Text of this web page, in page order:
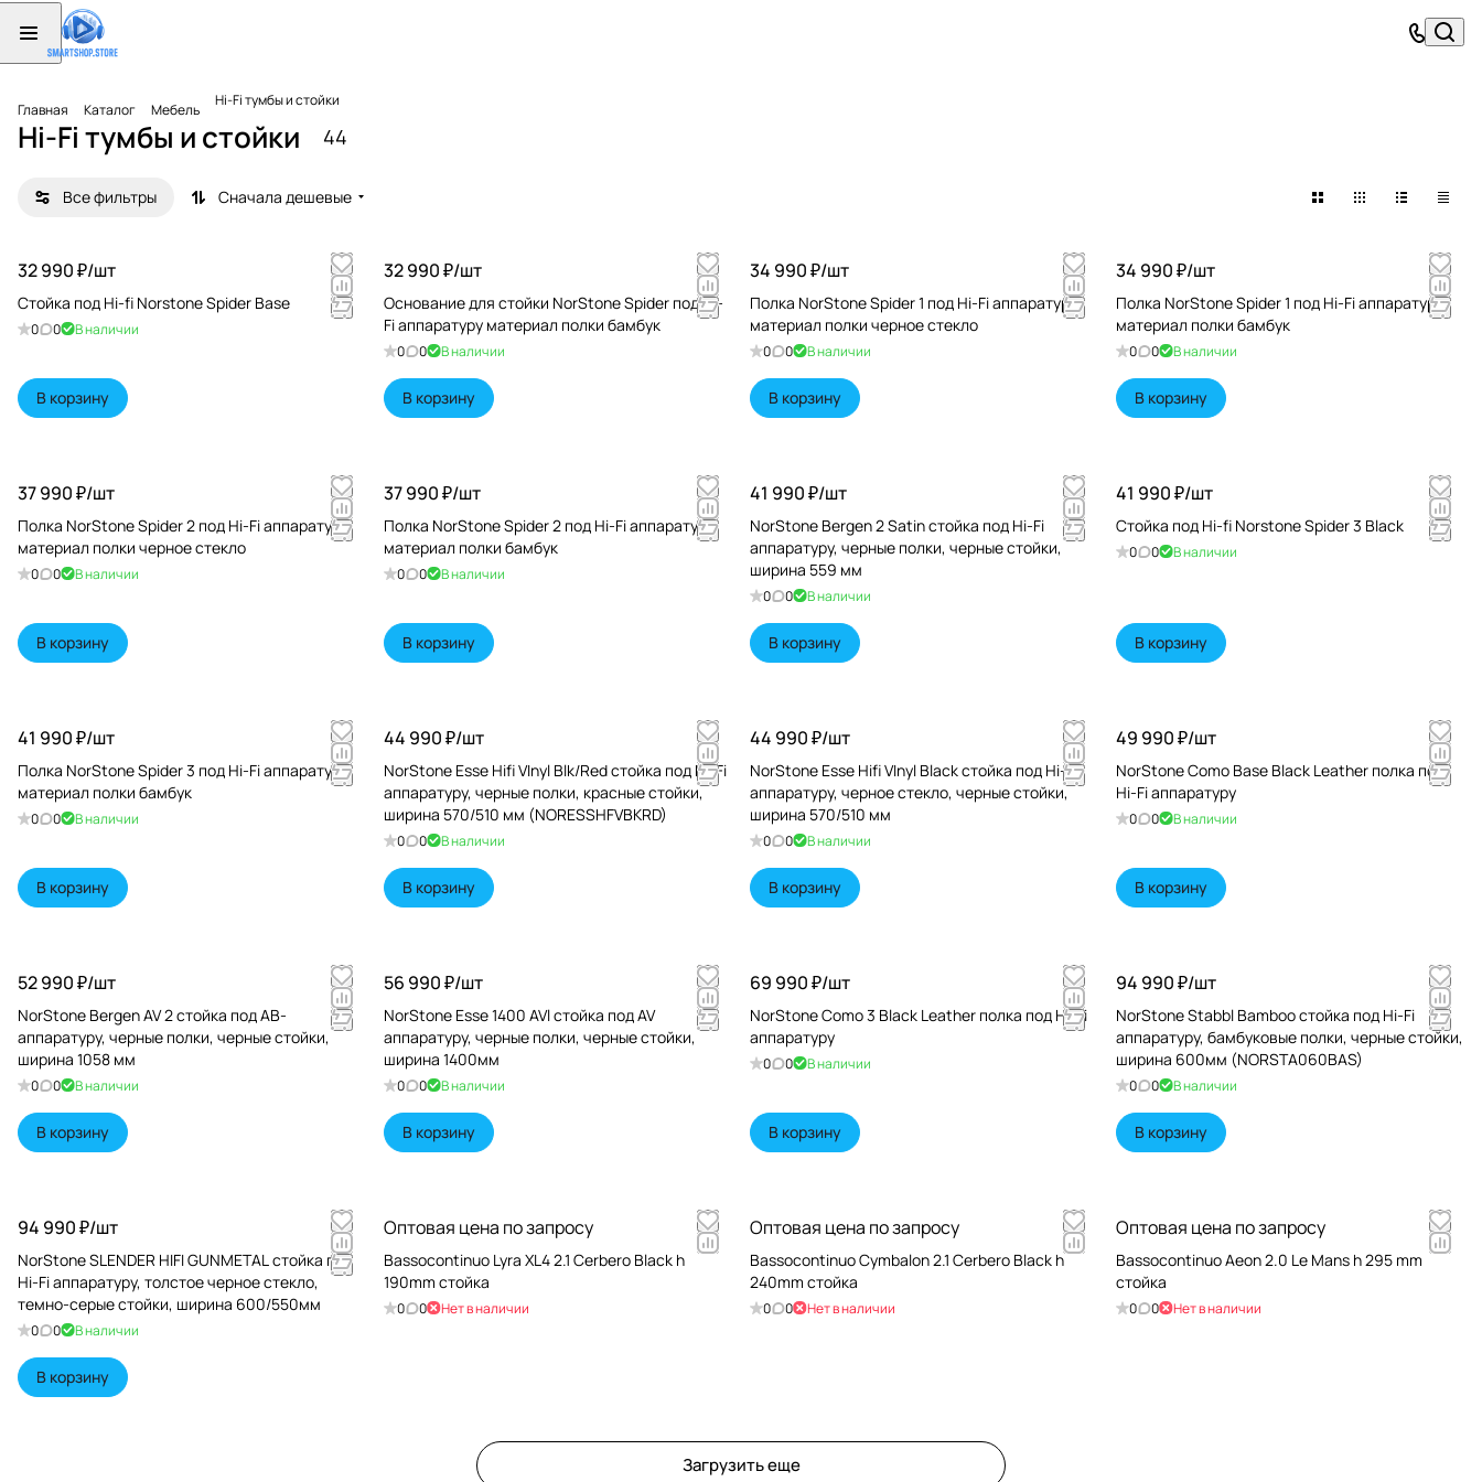
Главная Каталог Мебель Hi-Fi тумбы и стойки
Hi-Fi тумбы и стойки 44
Все фильтры Сначала дешевые
32 990 ₽/шт
Стойка под Hi-fi Norstone Spider Base
0 0 В наличии
В корзину
32 990 ₽/шт
Основание для стойки NorStone Spider под Hi-
Fi аппаратуру материал полки бамбук
0 0 В наличии
В корзину
34 990 ₽/шт
Полка NorStone Spider 1 под Hi-Fi аппаратуру
материал полки черное стекло
0 0 В наличии
В корзину
34 990 ₽/шт
Полка NorStone Spider 1 под Hi-Fi аппаратуру
материал полки бамбук
0 0 В наличии
В корзину
37 990 ₽/шт
Полка NorStone Spider 2 под Hi-Fi аппаратуру
материал полки черное стекло
0 0 В наличии
В корзину
37 990 ₽/шт
Полка NorStone Spider 2 под Hi-Fi аппаратуру
материал полки бамбук
0 0 В наличии
В корзину
41 990 ₽/шт
NorStone Bergen 2 Satin стойка под Hi-Fi
аппаратуру, черные полки, черные стойки,
ширина 559 мм
0 0 В наличии
В корзину
41 990 ₽/шт
Стойка под Hi-fi Norstone Spider 3 Black
0 0 В наличии
В корзину
41 990 ₽/шт
Полка NorStone Spider 3 под Hi-Fi аппаратуру
материал полки бамбук
0 0 В наличии
В корзину
44 990 ₽/шт
NorStone Esse Hifi VInyl Blk/Red стойка под Hi-Fi
аппаратуру, черные полки, красные стойки,
ширина 570/510 мм (NORESSHFVBKRD)
0 0 В наличии
В корзину
44 990 ₽/шт
NorStone Esse Hifi VInyl Black стойка под Hi-Fi
аппаратуру, черное стекло, черные стойки,
ширина 570/510 мм
0 0 В наличии
В корзину
49 990 ₽/шт
NorStone Como Base Black Leather полка под
Hi-Fi аппаратуру
0 0 В наличии
В корзину
52 990 ₽/шт
NorStone Bergen AV 2 стойка под АВ-
аппаратуру, черные полки, черные стойки,
ширина 1058 мм
0 0 В наличии
В корзину
56 990 ₽/шт
NorStone Esse 1400 AVl стойка под AV
аппаратуру, черные полки, черные стойки,
ширина 1400мм
0 0 В наличии
В корзину
69 990 ₽/шт
NorStone Como 3 Black Leather полка под Hi-Fi
аппаратуру
0 0 В наличии
В корзину
94 990 ₽/шт
NorStone Stabbl Bamboo стойка под Hi-Fi
аппаратуру, бамбуковые полки, черные стойки,
ширина 600мм (NORSTA060BAS)
0 0 В наличии
В корзину
94 990 ₽/шт
NorStone SLENDER HIFI GUNMETAL стойка под
Hi-Fi аппаратуру, толстое черное стекло,
темно-серые стойки, ширина 600/550мм
0 0 В наличии
В корзину
Оптовая цена по запросу
Bassocontinuo Lyra XL4 2.1 Cerbero Black h
190mm стойка
0 0 Нет в наличии
Оптовая цена по запросу
Bassocontinuo Cymbalon 2.1 Cerbero Black h
240mm стойка
0 0 Нет в наличии
Оптовая цена по запросу
Bassocontinuo Aeon 2.0 Le Mans h 295 mm
стойка
0 0 Нет в наличии
Загрузить еще